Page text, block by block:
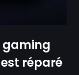
gaming
réparé